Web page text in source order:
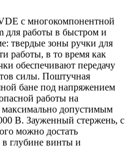
с многокомпонентной
для работы в быстром и
твердые зоны ручки для
работы, в то время как
обеспечивают передачу
силы. Поштучная
бане под напряжением
работы на
максимально допустимым
В. Зауженный стержень, с
можно достать
глубине винты и